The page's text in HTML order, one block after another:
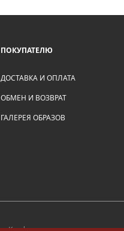
ПОКУПАТЕЛЮ
ДОСТАВКА И ОПЛАТА
ОБМЕН И ВОЗВРАТ
ГАЛЕРЕЯ ОБРАЗОВ